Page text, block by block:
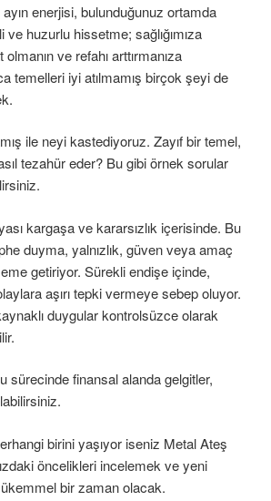
ayın enerjisi, bulunduğunuz ortamda
huzurlu hissetme; sağlığımıza
ve refahı arttırmanıza
temelleri iyi atılmamış birçok şeyi de
ile neyi kastediyoruz. Zayıf bir temel,
tezahür eder? Bu gibi örnek sorular
kargaşa ve kararsızlık içerisinde. Bu
duyma, yalnızlık, güven veya amaç
getiriyor. Sürekli endişe içinde,
aşırı tepki vermeye sebep oluyor.
duygular kontrolsüzce olarak
sürecinde finansal alanda gelgitler,
birini yaşıyor iseniz Metal Ateş
öncelikleri incelemek ve yeni
bir zaman olacak.